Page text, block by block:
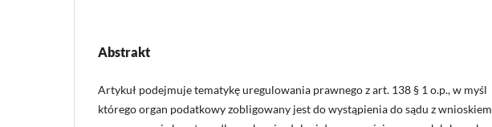
Abstrakt
Artykuł podejmuje tematykę uregulowania prawnego z art. 138 § 1 o.p., w myśl
którego organ podatkowy zobligowany jest do wystąpienia do sądu z wnioskiem